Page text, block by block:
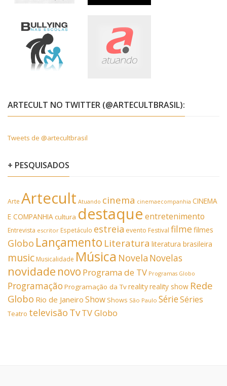
ARTECULT NO TWITTER (@ARTECULTBRASIL):
Tweets de @artecultbrasil
+ PESQUISADOS
Arte Artecult Atuando cinema cinemaecompanhia CINEMA
E COMPANHIAcultura destaque entretenimento
Entrevista escritor Espetáculo estreia evento Festival filmefilmes
Globo Lançamento Literatura literatura brasileira
music Musicalidade Música Novela Novelas
novidade novo Programa de TV Programas Globo
Programação Programação da Tvrealityreality show Rede
Globo Rio de Janeiro Show Shows São Paulo SérieSéries
Teatro televisão TvTV Globo